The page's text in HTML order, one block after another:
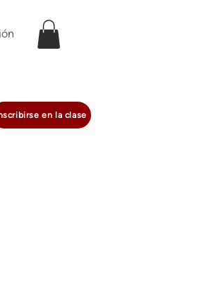
en la clase